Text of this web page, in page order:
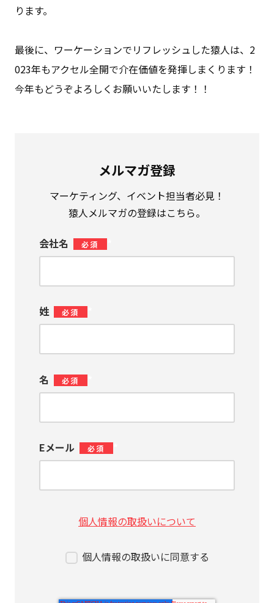
ります。
最後に、ワーケーションでリフレッシュした猿人は、2
023年もアクセル全開で介在価値を発揮しまくります！
今年もどうぞよろしくお願いいたします！！
メルマガ登録
マーケティング、イベント担当者必見！
猿人メルマガの登録はこちら。
会社名 *
姓 *
名 *
Eメール *
個人情報の取扱いについて
個人情報の取扱いに同意する